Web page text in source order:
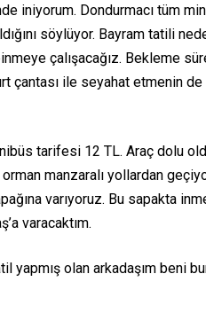
iniyorum. Dondurmacı tüm
söylüyor. Bayram tatili
çalışacağız. Bekleme
çantası ile seyahat etmenin
tarifesi 12 TL. Araç dolu
manzaralı yollardan
varıyoruz. Bu sapakta
varacaktım.
yapmış olan arkadaşım beni